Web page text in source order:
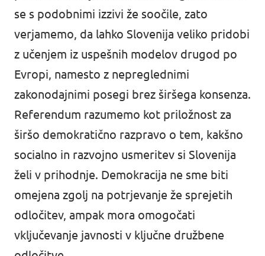
se s podobnimi izzivi že soočile, zato
verjamemo, da lahko Slovenija veliko pridobi
z učenjem iz uspešnih modelov drugod po
Evropi, namesto z nepreglednimi
zakonodajnimi posegi brez širšega konsenza.
Referendum razumemo kot priložnost za
širšo demokratično razpravo o tem, kakšno
socialno in razvojno usmeritev si Slovenija
želi v prihodnje. Demokracija ne sme biti
omejena zgolj na potrjevanje že sprejetih
odločitev, ampak mora omogočati
vključevanje javnosti v ključne družbene